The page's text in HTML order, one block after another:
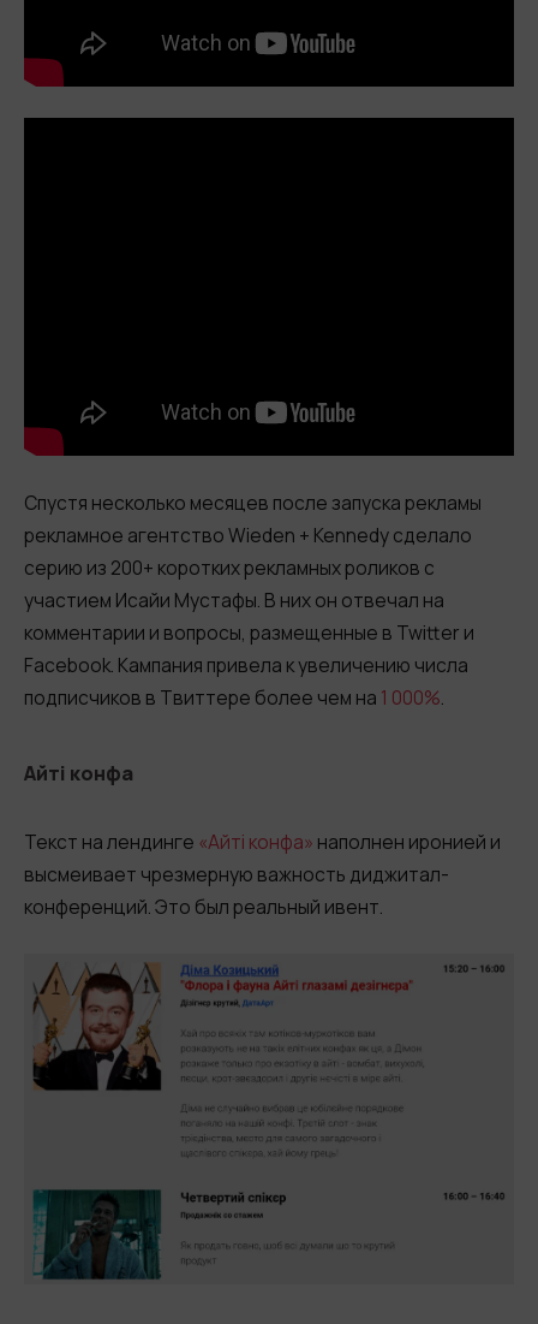
Спустя несколько месяцев после запуска рекламы
рекламное агентство Wieden + Kennedy сделало
серию из 200+ коротких рекламных роликов с
участием Исайи Мустафы. В них он отвечал на
комментарии и вопросы, размещенные в Twitter и
Facebook. Кампания привела к увеличению числа
подписчиков в Твиттере более чем на 1 000%.
Айті конфа
Текст на лендинге «Айті конфа» наполнен иронией и
высмеивает чрезмерную важность диджитал-
конференций. Это был реальный ивент.